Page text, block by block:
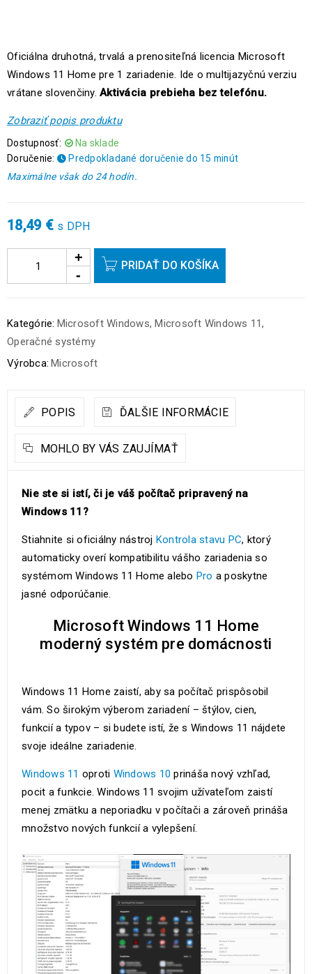
Oficiálna druhotná, trvalá a prenositeľná licencia Microsoft
Windows 11 Home pre 1 zariadenie. Ide o multijazyčnú verziu
vrátane slovenčiny. Aktivácia prebieha bez telefónu.
Zobraziť popis produktu
Dostupnosť:
Na sklade
Doručenie:
Predpokladané doručenie do 15 minút
Maximálne však do 24 hodín.
18,49 € s DPH
PRIDAŤ DO KOŠÍKA
Kategórie: Microsoft Windows,Microsoft Windows 11,
Operačné systémy
Výrobca: Microsoft
POPIS ĎALŠIE INFORMÁCIE
MOHLO BY VÁS ZAUJÍMAŤ
Nie ste si istí, či je váš počítač pripravený na
Windows 11?
Stiahnite si oficiálny nástroj Kontrola stavu PC, ktorý
automaticky overí kompatibilitu vášho zariadenia so
systémom Windows 11 Home alebo Pro a poskytne
jasné odporúčanie.
Microsoft Windows 11 Home
moderný systém pre domácnosti
Windows 11 Home zaistí, aby sa počítač prispôsobil
vám. So širokým výberom zariadení – štýlov, cien,
funkcií a typov – si budete istí, že s Windows 11 nájdete
svoje ideálne zariadenie.
Windows 11 oproti Windows 10 prináša nový vzhľad,
pocit a funkcie. Windows 11 svojim užívateľom zaistí
menej zmätku a neporiadku v počítači a zároveň prináša
množstvo nových funkcií a vylepšení.